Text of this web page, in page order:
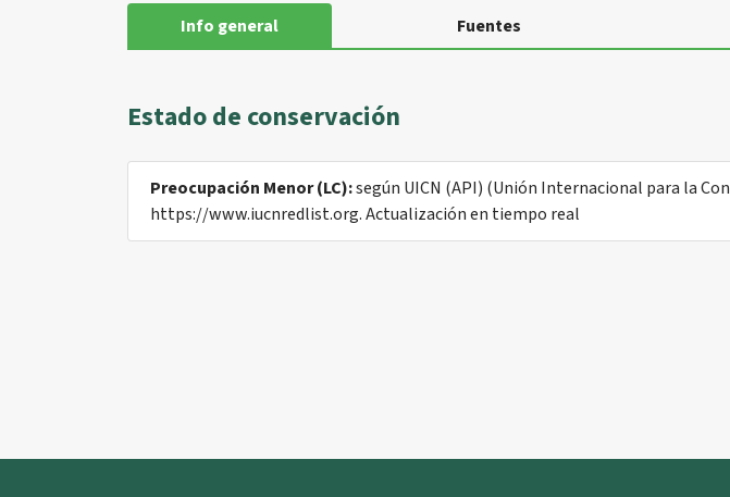
Info general Fuentes
Estado de conservación
Preocupación Menor (LC):según UICN (API) (Unión Internacional para la
https://www.iucnredlist.org. Actualización en tiempo real